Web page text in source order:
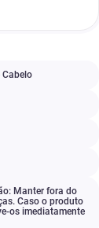
Cabelo
Manter fora do
Caso o produto
os imediatamente